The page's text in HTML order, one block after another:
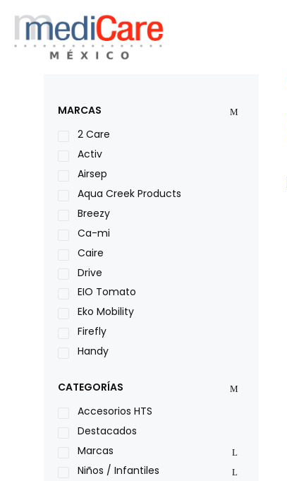
contenido
MARCAS
2 Care
Activ
Airsep
Aqua Creek Products
Breezy
Ca-mi
Caire
Drive
EIO Tomato
Eko Mobility
Firefly
Handy
Leggero
Lumex
Medical Store
Nidek
Oxiplus
CATEGORÍAS
Accesorios HTS
Destacados
Marcas
Niños / Infantiles